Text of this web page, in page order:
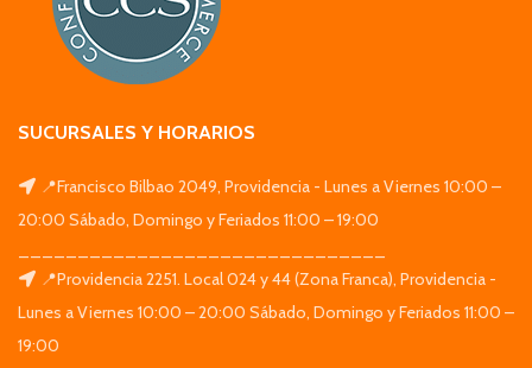
SUCURSALES Y HORARIOS
📍Francisco Bilbao 2049, Providencia - Lunes a Viernes 10:00 –
20:00 Sábado, Domingo y Feriados 11:00 – 19:00
📍Providencia 2251. Local 024 y 44 (Zona Franca), Providencia -
Lunes a Viernes 10:00 – 20:00 Sábado, Domingo y Feriados 11:00 –
19:00